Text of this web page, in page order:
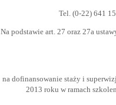
Tel. (0-22) 641
Na podstawie art. 27 oraz 27a
na dofinansowanie staży i
2013 roku w ramach